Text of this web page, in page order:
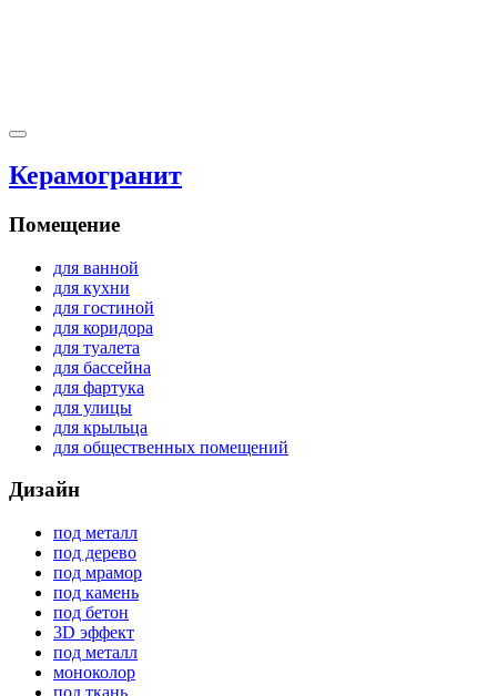
Керамогранит
Помещение
для ванной
для кухни
для гостиной
для коридора
для туалета
для бассейна
для фартука
для улицы
для крыльца
для общественных помещений
Дизайн
под металл
под дерево
под мрамор
под камень
под бетон
3D эффект
под металл
моноколор